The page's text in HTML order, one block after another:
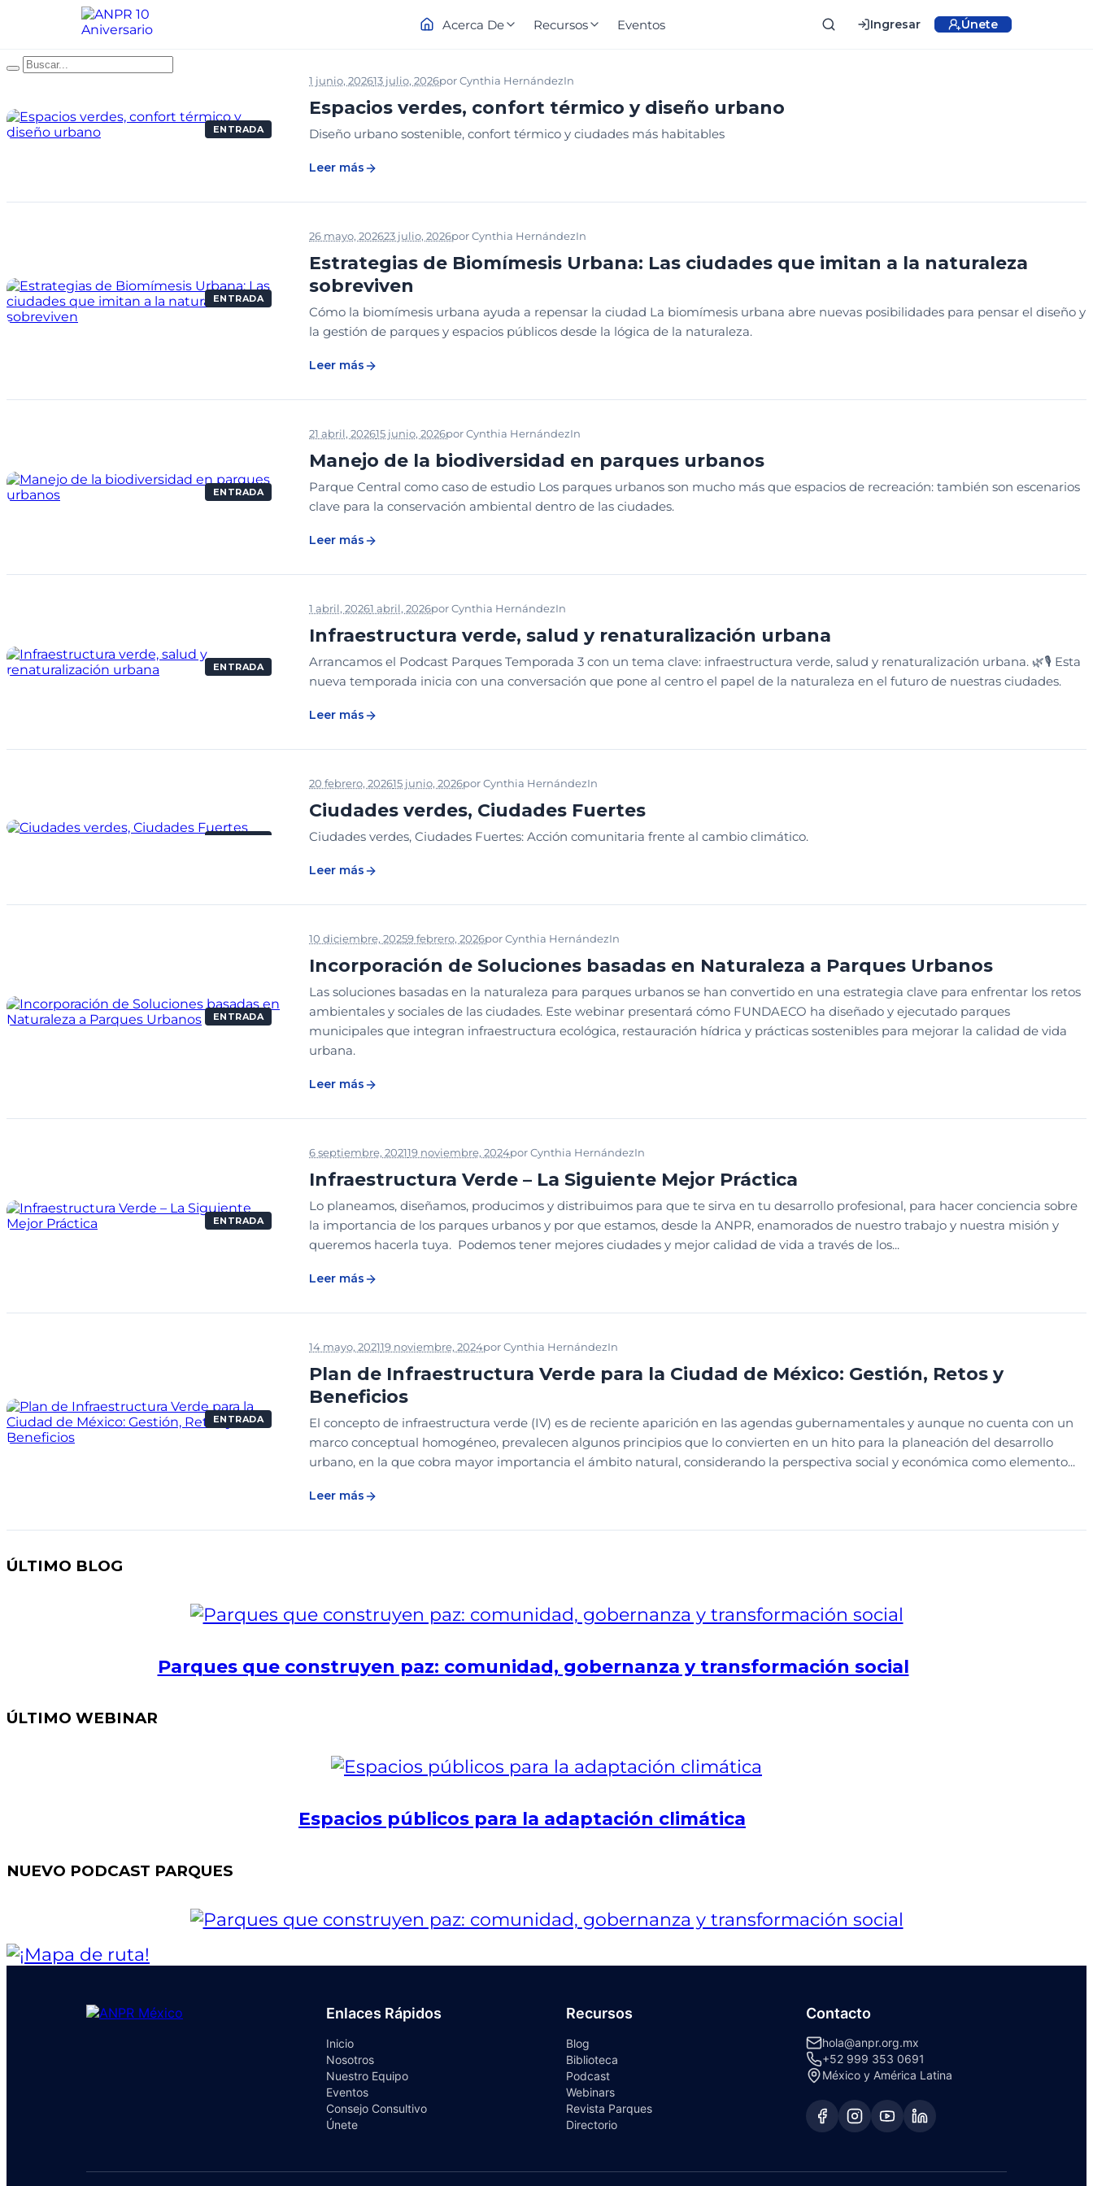
Acerca De Recursos Eventos Ingresar Únete
ENTRADA
1 junio, 202613 julio, 2026porCynthia HernándezIn
Espacios verdes, confort térmico y diseño urbano
Diseño urbano sostenible, confort térmico y ciudades más habitables
Leer más
ENTRADA
26 mayo, 202623 julio, 2026porCynthia HernándezIn
Estrategias de Biomímesis Urbana: Las ciudades que imitan a la naturaleza
sobreviven
Cómo la biomímesis urbana ayuda a repensar la ciudad La biomímesis urbana abre nuevas posibilidades para pensar el diseño y
la gestión de parques y espacios públicos desde la lógica de la naturaleza.
Leer más
ENTRADA
21 abril, 202615 junio, 2026porCynthia HernándezIn
Manejo de la biodiversidad en parques urbanos
Parque Central como caso de estudio Los parques urbanos son mucho más que espacios de recreación: también son escenarios
clave para la conservación ambiental dentro de las ciudades.
Leer más
ENTRADA
1 abril, 20261 abril, 2026porCynthia HernándezIn
Infraestructura verde, salud y renaturalización urbana
Arrancamos el Podcast Parques Temporada 3 con un tema clave: infraestructura verde, salud y renaturalización urbana. 🌿🎙️ Esta
nueva temporada inicia con una conversación que pone al centro el papel de la naturaleza en el futuro de nuestras ciudades.
Leer más
20 febrero, 202615 junio, 2026porCynthia HernándezIn
Ciudades verdes, Ciudades Fuertes
Ciudades verdes, Ciudades Fuertes: Acción comunitaria frente al cambio climático.
Leer más
ENTRADA
10 diciembre, 20259 febrero, 2026porCynthia HernándezIn
Incorporación de Soluciones basadas en Naturaleza a Parques Urbanos
Las soluciones basadas en la naturaleza para parques urbanos se han convertido en una estrategia clave para enfrentar los retos
ambientales y sociales de las ciudades. Este webinar presentará cómo FUNDAECO ha diseñado y ejecutado parques
municipales que integran infraestructura ecológica, restauración hídrica y prácticas sostenibles para mejorar la calidad de vida
urbana.
Leer más
ENTRADA
6 septiembre, 202119 noviembre, 2024porCynthia HernándezIn
Infraestructura Verde – La Siguiente Mejor Práctica
Lo planeamos, diseñamos, producimos y distribuimos para que te sirva en tu desarrollo profesional, para hacer conciencia sobre
la importancia de los parques urbanos y por que estamos, desde la ANPR, enamorados de nuestro trabajo y nuestra misión y
queremos hacerla tuya. Podemos tener mejores ciudades y mejor calidad de vida a través de los...
Leer más
ENTRADA
14 mayo, 202119 noviembre, 2024porCynthia HernándezIn
Plan de Infraestructura Verde para la Ciudad de México: Gestión, Retos y
Beneficios
El concepto de infraestructura verde (IV) es de reciente aparición en las agendas gubernamentales y aunque no cuenta con un
marco conceptual homogéneo, prevalecen algunos principios que lo convierten en un hito para la planeación del desarrollo
urbano, en la que cobra mayor importancia el ámbito natural, considerando la perspectiva social y económica como elemento...
Leer más
ÚLTIMO BLOG
Parques que construyen paz: comunidad, gobernanza y transformación social
ÚLTIMO WEBINAR
Espacios públicos para la adaptación climática
NUEVO PODCAST PARQUES
Enlaces Rápidos
Inicio
Nosotros
Nuestro Equipo
Eventos
Consejo Consultivo
Únete
Recursos
Blog
Biblioteca
Podcast
Webinars
Revista Parques
Directorio
Contacto
hola@anpr.org.mx
+52 999 353 0691
México y América Latina